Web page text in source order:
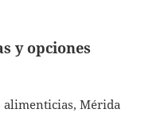
y opciones
alimenticias, Mérida